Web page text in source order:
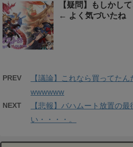
【疑問】もしかし
← よく気づいたね
PREV
【議論】これなら買ってた
wwwwww
NEXT
【悲報】バハムート放置の
い・・・・。